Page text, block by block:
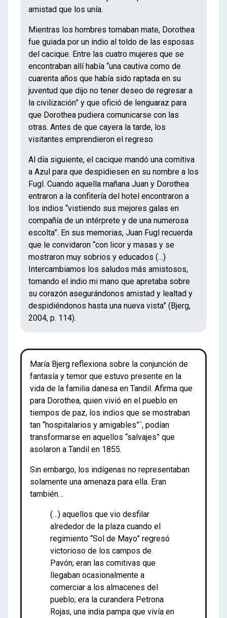
amistad que los unía.
Mientras los hombres tomaban mate, Dorothea
fue guiada por un indio al toldo de las esposas
del cacique. Entre las cuatro mujeres que se
encontraban allí había “una cautiva como de
cuarenta años que había sido raptada en su
juventud que dijo no tener deseo de regresar a
la civilización” y que ofició de lenguaraz para
que Dorothea pudiera comunicarse con las
otras. Antes de que cayera la tarde, los
visitantes emprendieron el regreso.
Al día siguiente, el cacique mandó una comitiva
a Azul para que despidiesen en su nombre a los
Fugl. Cuando aquella mañana Juan y Dorothea
entraron a la confitería del hotel encontraron a
los indios “vistiendo sus mejores galas en
compañía de un intérprete y de una numerosa
escolta”. En sus memorias, Juan Fugl recuerda
que le convidaron “con licor y masas y se
mostraron muy sobrios y educados (…)
Intercambiamos los saludos más amistosos,
tomando el indio mi mano que apretaba sobre
su corazón asegurándonos amistad y lealtad y
despidiéndonos hasta una nueva vista” (Bjerg,
2004, p. 114).
María Bjerg reflexiona sobre la conjunción de
fantasía y temor que estuvo presente en la
vida de la familia danesa en Tandil. Afirma que
para Dorothea, quien vivió en el pueblo en
tiempos de paz, los indios que se mostraban
tan “hospitalarios y amigables”´, podían
transformarse en aquellos “salvajes” que
asolaron a Tandil en 1855.
Sin embargo, los indígenas no representaban
solamente una amenaza para ella. Eran
también…
(…) aquellos que vio desfilar
alrededor de la plaza cuando el
regimiento “Sol de Mayo” regresó
victorioso de los campos de
Pavón; eran las comitivas que
llegaban ocasionalmente a
comerciar a los almacenes del
pueblo; era la curandera Petrona
Rojas, una india pampa que vivía en